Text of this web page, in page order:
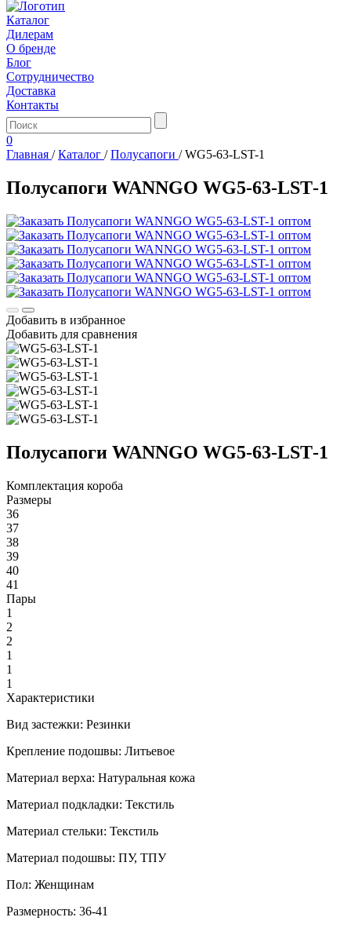
Каталог
Дилерам
О бренде
Блог
Сотрудничество
Доставка
Контакты
0
Главная / Каталог / Полусапоги / WG5-63-LST-1
Полусапоги WANNGO WG5‑63‑LST‑1
Добавить в избранное
Добавить для сравнения
Полусапоги WANNGO WG5‑63‑LST‑1
Комплектация короба
Размеры
36
37
38
39
40
41
Пары
1
2
2
1
1
1
Характеристики
Вид застежки: Резинки
Крепление подошвы: Литьевое
Материал верха: Натуральная кожа
Материал подкладки: Текстиль
Материал стельки: Текстиль
Материал подошвы: ПУ, ТПУ
Пол: Женщинам
Размерность: 36-41